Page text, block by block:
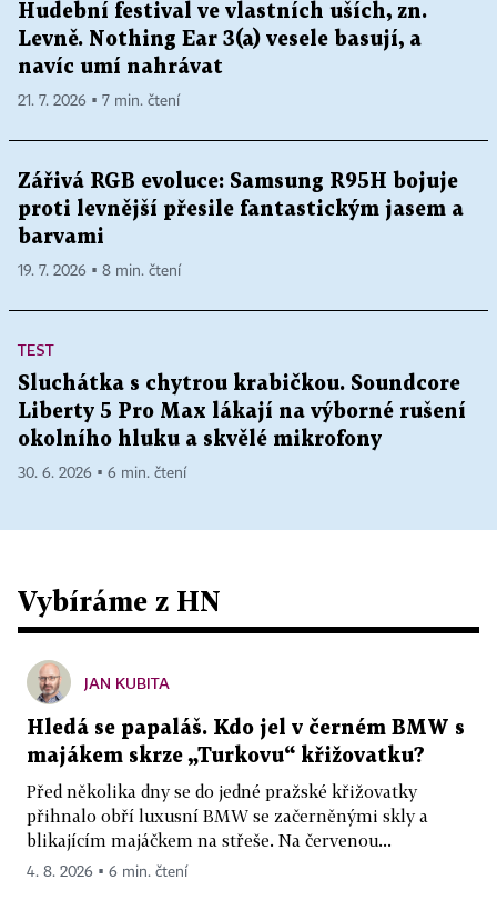
Hudební festival ve vlastních uších, zn.
Levně. Nothing Ear 3(a) vesele basují, a
navíc umí nahrávat
21. 7. 2026 ▪ 7 min. čtení
Zářivá RGB evoluce: Samsung R95H bojuje
proti levnější přesile fantastickým jasem a
barvami
19. 7. 2026 ▪ 8 min. čtení
TEST
Sluchátka s chytrou krabičkou. Soundcore
Liberty 5 Pro Max lákají na výborné rušení
okolního hluku a skvělé mikrofony
30. 6. 2026 ▪ 6 min. čtení
Vybíráme z HN
JAN KUBITA
Hledá se papaláš. Kdo jel v černém BMW s
majákem skrze „Turkovu“ křižovatku?
Před několika dny se do jedné pražské křižovatky
přihnalo obří luxusní BMW se začerněnými skly a
blikajícím majáčkem na střeše. Na červenou...
4. 8. 2026 ▪ 6 min. čtení